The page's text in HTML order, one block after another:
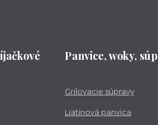
Panvice, woky,
Grilovacie súpravy
Liatinová panvica